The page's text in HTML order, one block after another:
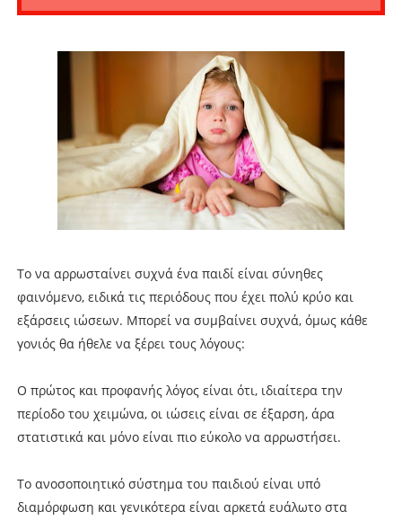
Το να αρρωσταίνει συχνά ένα παιδί είναι σύνηθες
φαινόμενο, ειδικά τις περιόδους που έχει πολύ κρύο και
εξάρσεις ιώσεων. Μπορεί να συμβαίνει συχνά, όμως κάθε
γονιός θα ήθελε να ξέρει τους λόγους:
Ο πρώτος και προφανής λόγος είναι ότι, ιδιαίτερα την
περίοδο του χειμώνα, οι ιώσεις είναι σε έξαρση, άρα
στατιστικά και μόνο είναι πιο εύκολο να αρρωστήσει.
Το ανοσοποιητικό σύστημα του παιδιού είναι υπό
διαμόρφωση και γενικότερα είναι αρκετά ευάλωτο στα